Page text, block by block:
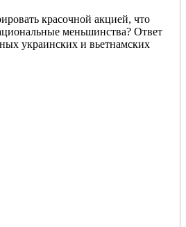
красочной акцией, что
меньшинства? Ответ
украинских и вьетнамских